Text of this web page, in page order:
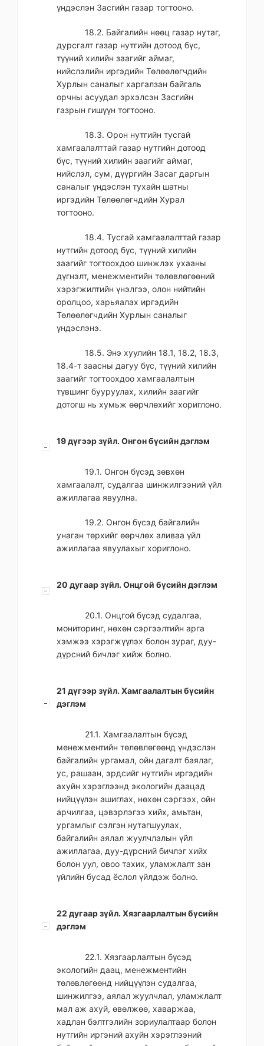
үндэслэн Засгийн газар тогтооно.
18.2. Байгалийн нөөц газар нутаг,
дурсгалт газар нутгийн дотоод бүс,
түүний хилийн заагийг аймаг,
нийслэлийн иргэдийн Төлөөлөгчдийн
Хурлын саналыг харгалзан байгаль
орчны асуудал эрхэлсэн Засгийн
газрын гишүүн тогтооно.
18.3. Орон нутгийн тусгай
хамгаалалттай газар нутгийн дотоод
бүс, түүний хилийн заагийг аймаг,
нийслэл, сум, дүүргийн Засаг даргын
саналыг үндэслэн тухайн шатны
иргэдийн Төлөөлөгчдийн Хурал
тогтооно.
18.4. Тусгай хамгаалалттай газар
нутгийн дотоод бүс, түүний хилийн
заагийг тогтоохдоо шинжлэх ухааны
дүгнэлт, менежментийн төлөвлөгөөний
хэрэгжилтийн үнэлгээ, олон нийтийн
оролцоо, харьяалах иргэдийн
Төлөөлөгчдийн Хурлын саналыг
үндэслэнэ.
18.5. Энэ хуулийн 18.1, 18.2, 18.3,
18.4-т заасны дагуу бүс, түүний хилийн
заагийг тогтоохдоо хамгаалалтын
түвшинг бууруулах, хилийн заагийг
дотогш нь хумьж өөрчлөхийг хориглоно.
19 дүгээр зүйл. Онгон бүсийн дэглэм
19.1. Онгон бүсэд зөвхөн
хамгаалалт, судалгаа шинжилгээний үйл
ажиллагаа явуулна.
19.2. Онгон бүсэд байгалийн
унаган төрхийг өөрчлөх аливаа үйл
ажиллагаа явуулахыг хориглоно.
20 дугаар зүйл. Онцгой бүсийн дэглэм
20.1. Онцгой бүсэд судалгаа,
мониторинг, нөхөн сэргээлтийн арга
хэмжээ хэрэгжүүлэх болон зураг, дуу-
дүрсний бичлэг хийж болно.
21 дүгээр зүйл. Хамгаалалтын бүсийн
дэглэм
21.1. Хамгаалалтын бүсэд
менежментийн төлөвлөгөөнд үндэслэн
байгалийн ургамал, ойн дагалт баялаг,
ус, рашаан, эрдсийг нутгийн иргэдийн
ахуйн хэрэглээнд экологийн даацад
нийцүүлэн ашиглах, нөхөн сэргээх, ойн
арчилгаа, цэвэрлэгээ хийх, амьтан,
ургамлыг сэлгэн нутагшуулах,
байгалийн аялал жуулчлалын үйл
ажиллагаа, дуу-дүрсний бичлэг хийх
болон уул, овоо тахих, уламжлалт зан
үйлийн бусад ёслол үйлдэж болно.
22 дугаар зүйл. Хязгаарлалтын бүсийн
дэглэм
22.1. Хязгаарлалтын бүсэд
экологийн даац, менежментийн
төлөвлөгөөнд нийцүүлэн судалгаа,
шинжилгээ, аялал жуулчлал, уламжлалт
мал аж ахуй, өвөлжөө, хаваржаа,
хадлан бэлтгэлийн зориулалтаар болон
нутгийн иргэний ахуйн хэрэглээний